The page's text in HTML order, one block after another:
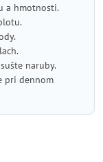
a hmotnosti.
naruby.
pri dennom